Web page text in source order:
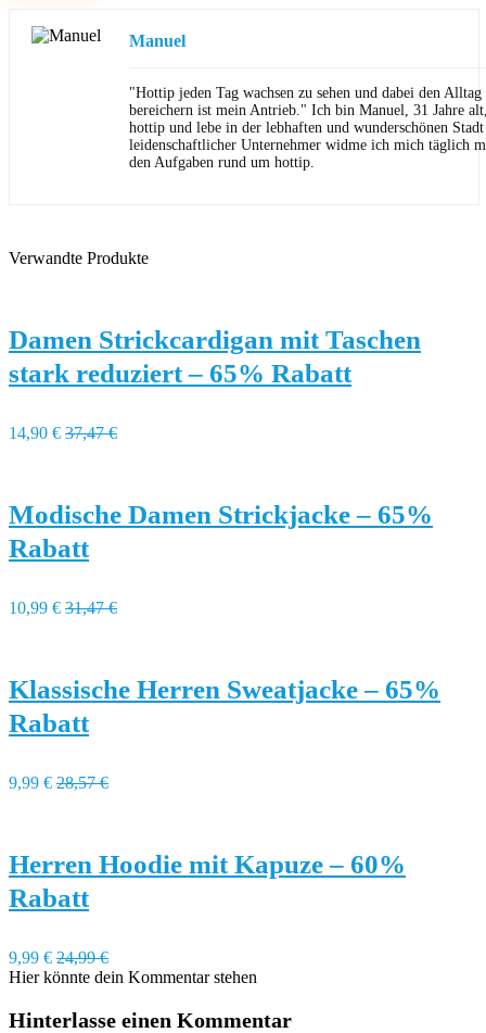
Manuel
"Hottip jeden Tag wachsen zu sehen und dabei den
bereichern ist mein Antrieb." Ich bin Manuel, 31 Jahre
hottip und lebe in der lebhaften und wunderschönen
leidenschaftlicher Unternehmer widme ich mich täglich
den Aufgaben rund um hottip.
Verwandte Produkte
Damen Strickcardigan mit Taschen
stark reduziert – 65% Rabatt
14,90 € 37,47 €
Modische Damen Strickjacke – 65%
Rabatt
10,99 € 31,47 €
Klassische Herren Sweatjacke – 65%
Rabatt
9,99 € 28,57 €
Herren Hoodie mit Kapuze – 60%
Rabatt
9,99 € 24,99 €
Hier könnte dein Kommentar stehen
Hinterlasse einen Kommentar